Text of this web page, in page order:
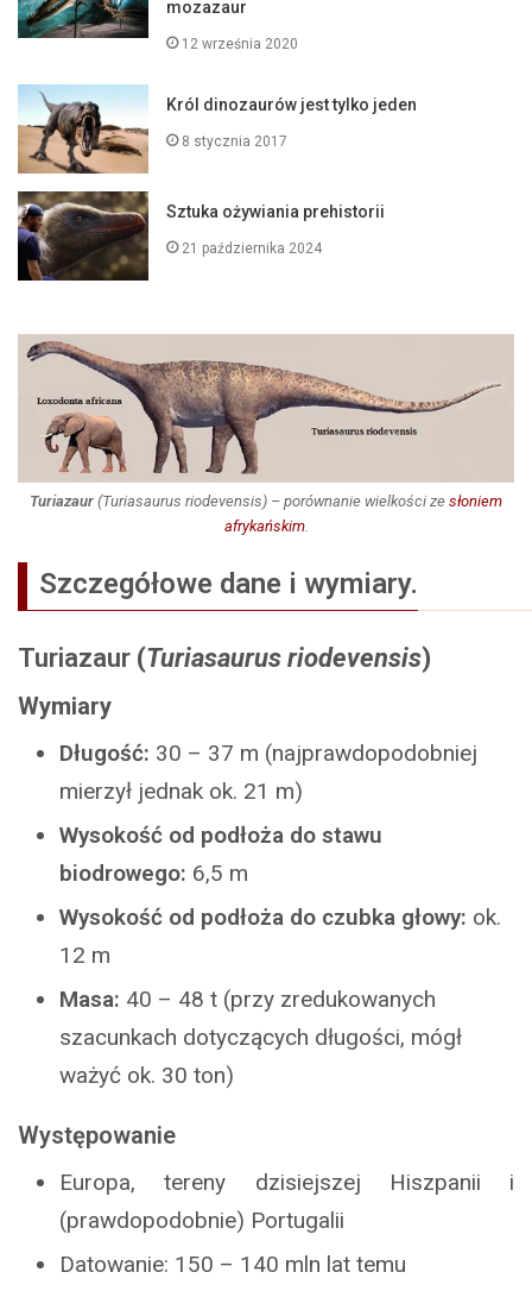
mozazaur
12 września 2020
Król dinozaurów jest tylko jeden
8 stycznia 2017
Sztuka ożywiania prehistorii
21 października 2024
Turiazaur (Turiasaurus riodevensis) – porównanie wielkości ze słoniem
afrykańskim.
Szczegółowe dane i wymiary.
Turiazaur (Turiasaurus riodevensis)
Wymiary
Długość: 30 – 37 m (najprawdopodobniej
mierzył jednak ok. 21 m)
Wysokość od podłoża do stawu
biodrowego: 6,5 m
Wysokość od podłoża do czubka głowy: ok.
12 m
Masa: 40 – 48 t (przy zredukowanych
szacunkach dotyczących długości, mógł
ważyć ok. 30 ton)
Występowanie
Europa, tereny dzisiejszej Hiszpanii i
(prawdopodobnie) Portugalii
Datowanie: 150 – 140 mln lat temu